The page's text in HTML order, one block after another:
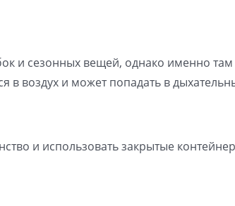
и сезонных вещей, однако именно там
в воздух и может попадать в
и использовать закрытые